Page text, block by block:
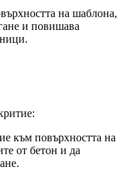
на шаблона,
и повишава
към повърхността на
от бетон и да